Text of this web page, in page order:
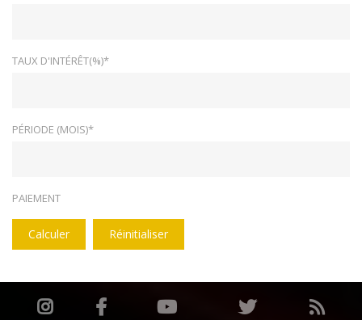
TAUX D'INTÉRÊT(%)*
PÉRIODE (MOIS)*
PAIEMENT
Calculer Réinitialiser